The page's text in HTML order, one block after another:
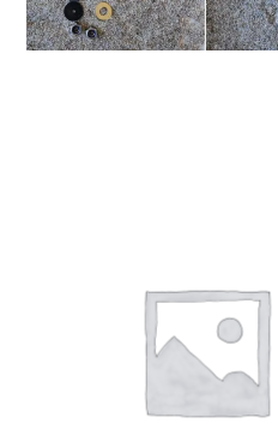
AJOUTER AU PANIER
DÉTAILS